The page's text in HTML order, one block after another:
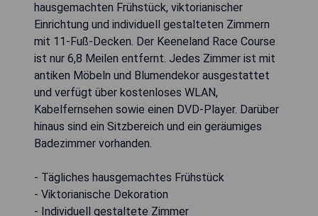
hausgemachten Frühstück, viktorianischer
Einrichtung und individuell gestalteten Zimmern
mit 11-Fuß-Decken. Der Keeneland Race Course
ist nur 6,8 Meilen entfernt. Jedes Zimmer ist mit
antiken Möbeln und Blumendekor ausgestattet
und verfügt über kostenloses WLAN,
Kabelfernsehen sowie einen DVD-Player. Darüber
hinaus sind ein Sitzbereich und ein geräumiges
Badezimmer vorhanden.
- Tägliches hausgemachtes Frühstück
- Viktorianische Dekoration
- Individuell gestaltete Zimmer